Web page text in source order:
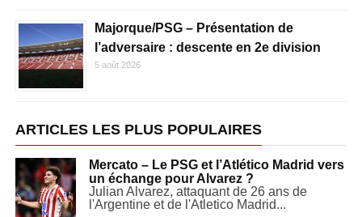
Majorque/PSG – Présentation de
l’adversaire : descente en 2e division
5 août 2026
ARTICLES LES PLUS POPULAIRES
Mercato – Le PSG et l’Atlético Madrid vers
un échange pour Alvarez ?
Julian Alvarez, attaquant de 26 ans de
l'Argentine et de l'Atletico Madrid...